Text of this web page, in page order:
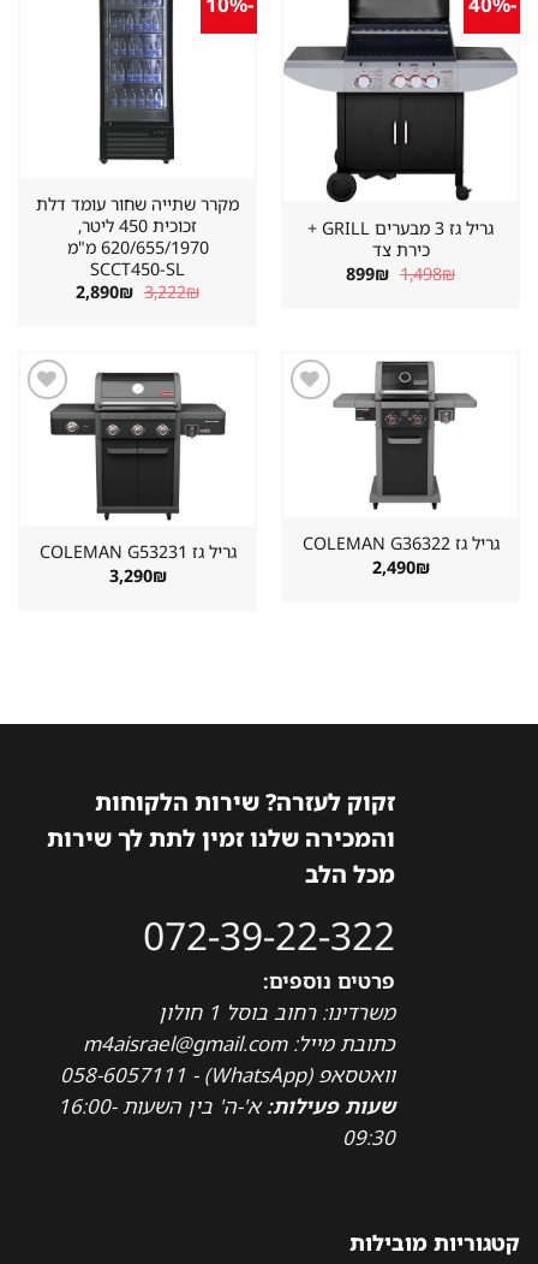
במועדפים
גריל גז 3 מבערים GRILL +
כירת צד
1,498 המחיר
המקורי
899 ₪ המחיר
הנוכחי
מקרר שתייה שחור עומד דלת
זכוכית 450 ליטר,
620/655/1970 מ"מ
SCCT450-SL
3,222 המחיר
2,890 ₪ המחיר
הנוכחי
גריל גז ⁦COLEMAN G36322⁩
2,490
שמור
מוצר
גריל גז ⁦COLEMAN G53231⁩
3,290
זקוק לעזרה? שירות הלקוחות
והמכירה שלנו זמין לתת לך שירות
מכל הלב
072-39-22-322
פרטים נוספים:
משרדינו: רחוב בוסל 1 חולון
כתובת מייל: m4aisrael@gmail.com
וואטסאפ (WhatsApp) - 058-6057111
שעות פעילות:
א'-ה' בין השעות 16:00-
09:30
קטגוריות מובילות